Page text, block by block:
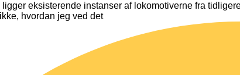
eksisterende instanser af lokomotiverne fra
hvordan jeg ved det